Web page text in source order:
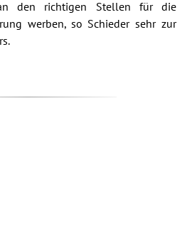
den richtigen Stellen für die
werben, so Schieder sehr zur